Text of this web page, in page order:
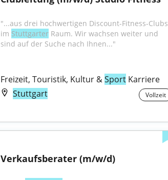
"...aus drei hochwertigen Discount-Fitness-Clubs
im Stuttgarter Raum. Wir wachsen weiter und
sind auf der Suche nach Ihnen..."
Freizeit, Touristik, Kultur & Sport Karriere
Stuttgart
Vollzeit
Verkaufsberater (m/w/d)